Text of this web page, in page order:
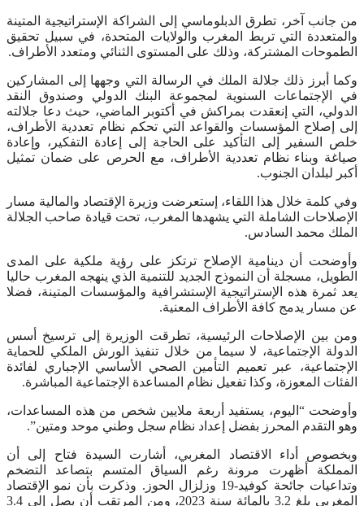
من جانب آخر، تطرق الدبلوماسي إلى الشراكة الإستراتيجية المتينة
والمتعددة التي تربط المغرب والولايات المتحدة، في سبيل تحقيق
الطموحات المشتركة، وذلك على المستوى الثنائي ومتعدد الأطراف.
وكما أبرز ذلك جلالة الملك في الرسالة التي وجهها إلى المشاركين
في الإجتماعات السنوية لمجموعة البنك الدولي وصندوق النقد
الدولي، التي إنعقدت بمراكش في أكتوبر الماضي، حيث دعا جلالته
إلى إصلاح المؤسسات والقواعد التي تحكم نظام تعددية الأطراف،
خلص السفير إلى التأكيد على الحاجة إلى إعادة التفكير، وإعادة
صياغة وبناء نظام تعددية الأطراف، مع الحرص على ضمان تمثيل
أكبر لبلدان الجنوب.
وفي كلمة خلال هذا اللقاء، إستعرضت وزيرة الإقتصاد والمالية مسار
الإصلاحات الشاملة التي يشهدها المغرب، تحت قيادة صاحب الجلالة
الملك محمد السادس.
وأوضحت أن دينامية الإصلاح ترتكز على رؤية ملكية على المدى
الطويل، مسجلة أن النموذج الجديد للتنمية الذي ينهجه المغرب حاليا
يعد ثمرة هذه الإستراتيجية الإستشرافية والمؤسسات المتينة، فضلا
عن مسار يدمج كافة الأطراف المعنية.
ومن بين الإصلاحات الرئيسية، تطرقت الوزيرة إلى ترسيخ أسس
الدولة الإجتماعية، لا سيما من خلال تنفيذ الورش الملكي للحماية
الإجتماعية، عبر تعميم التأمين الصحي الأساسي الإجباري لفائدة
الفئات المعوزة، وكذا تفعيل نظام المساعدة الإجتماعية المباشرة.
وأوضحت “اليوم، يستفيد أربعة ملايين شخص من هذه المساعدات،
وهو التقدم المحرز بفضل إعداد نظام سجل وطني موحد ومتين”.
وبخصوص أداء الاقتصاد المغربي، أشارت السيدة فتاح إلى أن
المملكة أظهرت مرونة رغم السياق المتسم بتصاعد التضخم
وتداعيات جائحة كوفيد-19 وزلزال الحوز. وذكرت بأن نمو الإقتصاد
المغربي بلغ 3.2 بالمائة سنة 2023، ومن المرتقب أن يصل إلى 3.4